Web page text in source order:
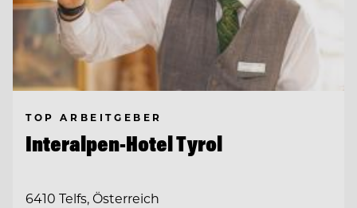
TOP ARBEITGEBER
Interalpen-Hotel Tyrol
6410 Telfs, Österreich